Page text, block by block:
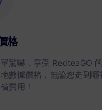
格
驚嚇，享受 RedteaGO 的
數據價格，無論您走到哪裡
費用！